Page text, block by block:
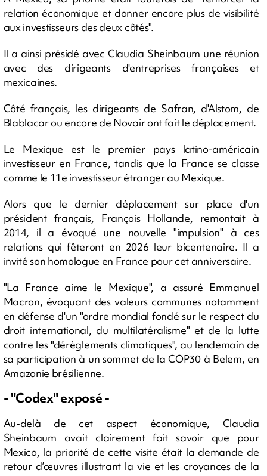
relation économique et donner encore plus de visibilité
aux investisseurs des deux côtés".
Il a ainsi présidé avec Claudia Sheinbaum une réunion
avec des dirigeants d'entreprises françaises et
mexicaines.
Côté français, les dirigeants de Safran, d'Alstom, de
Blablacar ou encore de Novair ont fait le déplacement.
Le Mexique est le premier pays latino-américain
investisseur en France, tandis que la France se classe
comme le 11e investisseur étranger au Mexique.
Alors que le dernier déplacement sur place d'un
président français, François Hollande, remontait à
2014, il a évoqué une nouvelle "impulsion" à ces
relations qui fêteront en 2026 leur bicentenaire. Il a
invité son homologue en France pour cet anniversaire.
"La France aime le Mexique", a assuré Emmanuel
Macron, évoquant des valeurs communes notamment
en défense d'un "ordre mondial fondé sur le respect du
droit international, du multilatéralisme" et de la lutte
contre les "dérèglements climatiques", au lendemain de
sa participation à un sommet de la COP30 à Belem, en
Amazonie brésilienne.
- "Codex" exposé -
Au-delà de cet aspect économique, Claudia
Sheinbaum avait clairement fait savoir que pour
Mexico, la priorité de cette visite était la demande de
retour d’œuvres illustrant la vie et les croyances de la